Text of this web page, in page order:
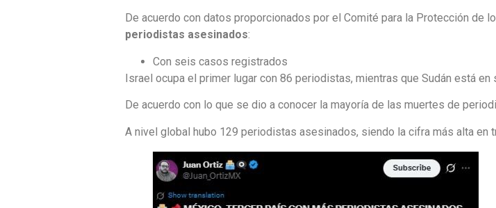
De acuerdo con datos proporcionados por el Comité para la Protección de
periodistas asesinados:
Con seis casos registrados
Israel ocupa el primer lugar con 86 periodistas, mientras que Sudán está en
De acuerdo con lo que se dio a conocer la mayoría de las muertes de
A nivel global hubo 129 periodistas asesinados, siendo la cifra más alta en